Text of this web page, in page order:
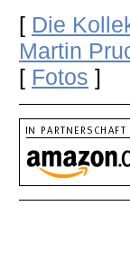
[ Die
Martin
[ Fotos ]